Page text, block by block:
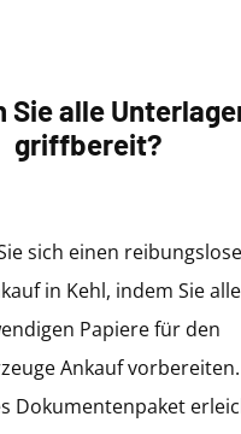
Sie alle
griffbereit?
sich einen
in Kehl, indem Sie alle
Papiere für den
Ankauf
Dokumentenpaket